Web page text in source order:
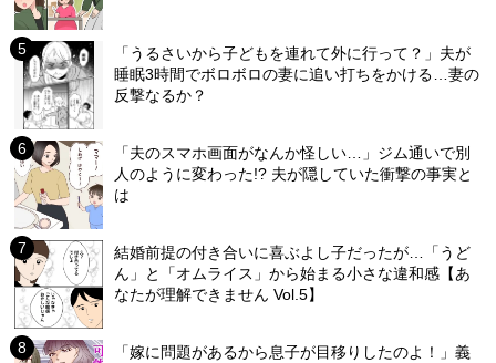
「うるさいから子どもを連れて外に行って？」夫が
睡眠3時間でボロボロの妻に追い打ちをかける…妻の
反撃なるか？
「夫のスマホ画面がなんか怪しい…」ジム通いで別
人のように変わった!? 夫が隠していた衝撃の事実と
は
結婚前提の付き合いに喜ぶよし子だったが…「うど
ん」と「オムライス」から始まる小さな違和感【あ
なたが理解できません Vol.5】
「嫁に問題があるから息子が目移りしたのよ！」義